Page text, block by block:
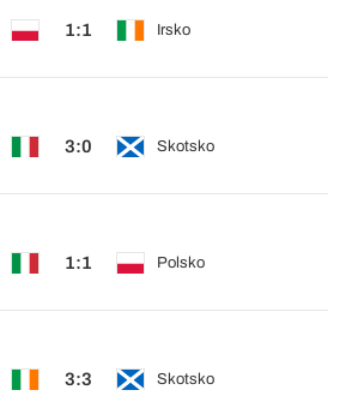
1:1 Irsko
3:0 Skotsko
1:1 Polsko
3:3 Skotsko